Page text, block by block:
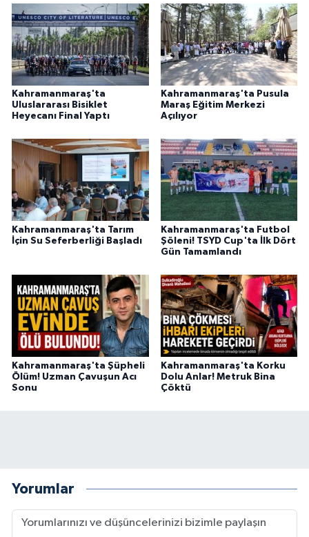
Kahramanmaraş'ta
Uluslararası Bisiklet
Heyecanı Final Yaptı
Kahramanmaraş'ta Pusula
Maraş Eğitim Merkezi
Açılıyor
Kahramanmaraş'ta Tarım
İçin Su Seferberliği Başladı
Kahramanmaraş'ta Futbol
Şöleni! TSYD Cup'ta İlk Dört
Gün Tamamlandı
Kahramanmaraş'ta Şüpheli
Ölüm! Uzman Çavuşun Acı
Sonu
Kahramanmaraş'ta Korku
Dolu Anlar! Metruk Bina
Çöktü
Yorumlar
MİZAH
TARİH
Genel
YEREL
BÖLGEDEN
BİLİM TEKNOLOJİ
ASAYİŞ
SEÇİM 2015
ÇEVRE
BİLİM VE TEKNOLOJİ
HABERDE İNSAN